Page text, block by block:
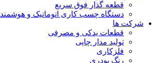
قطعه گذار فوق سریع
دستگاه چسب کاری اتوماتیک و هوشمند
شرکت ها
قطعات یدکی و مصرفی
تولید مدار چاپی
فلزکاری
رنگ پودری